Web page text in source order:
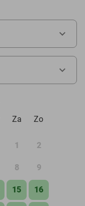
Za Zo
1 2
8 9
15 16